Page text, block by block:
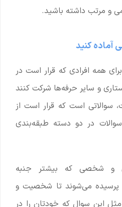
و مرتب داشته باشید.
آماده کنید
همه افرادی که قرار است در
و سایر حرفه‌ها شرکت کنند
سوالاتی است که قرار است از
در دو دسته طبقه‌بندی
شخصی که بیشتر جنبه
پرسیده می‌شوند تا شخصیت و
این سوال که خودتان را در